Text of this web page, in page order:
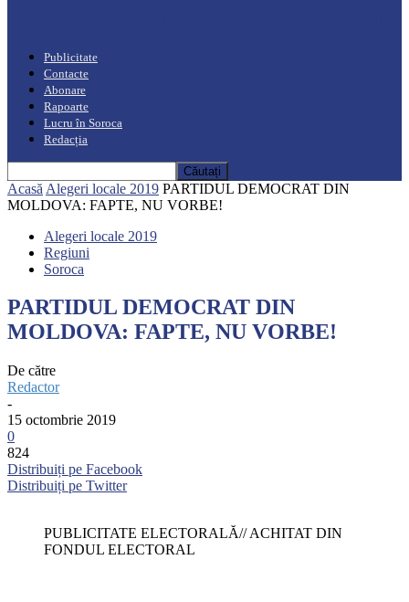
Publicitate
Contacte
Abonare
Rapoarte
Lucru în Soroca
Redacția
Acasă Alegeri locale 2019 PARTIDUL DEMOCRAT DIN
MOLDOVA: FAPTE, NU VORBE!
Alegeri locale 2019
Regiuni
Soroca
PARTIDUL DEMOCRAT DIN
MOLDOVA: FAPTE, NU VORBE!
De către
Redactor
-
15 octombrie 2019
0
824
Distribuiți pe Facebook
Distribuiți pe Twitter
PUBLICITATE ELECTORALĂ// ACHITAT DIN
FONDUL ELECTORAL